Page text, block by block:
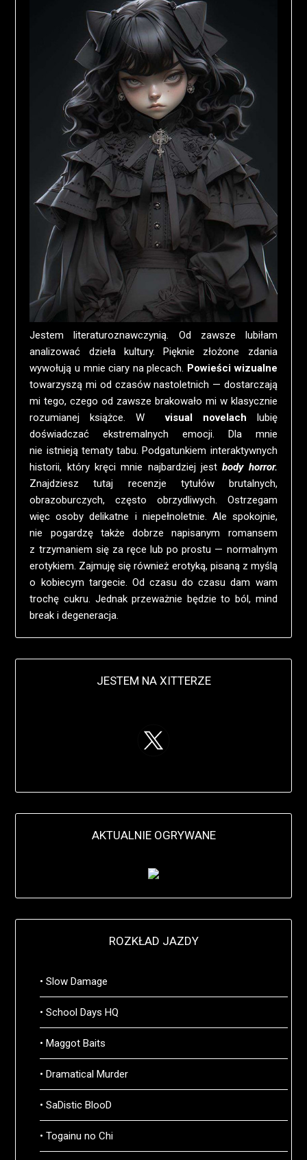
Jestem literaturoznawczynią. Od zawsze lubiłam
analizować dzieła kultury. Pięknie złożone zdania
wywołują u mnie ciary na plecach. Powieści wizualne
towarzyszą mi od czasów nastoletnich — dostarczają
mi tego, czego od zawsze brakowało mi w klasycznie
rozumianej książce. W
visual novelach
lubię
doświadczać ekstremalnych emocji. Dla mnie
nie istnieją tematy tabu. Podgatunkiem interaktywnych
historii, który kręci mnie najbardziej jestbody horror.
Znajdziesz tutaj recenzje tytułów brutalnych,
obrazoburczych, często obrzydliwych. Ostrzegam
więc osoby delikatne i niepełnoletnie. Ale spokojnie,
nie pogardzę także dobrze napisanym romansem
z trzymaniem się za ręce lub po prostu — normalnym
erotykiem. Zajmuję się również erotyką, pisaną z myślą
o kobiecym targecie. Od czasu do czasu dam wam
trochę cukru. Jednak przeważnie będzie to ból, mind
break i degeneracja.
JESTEM NA XITTERZE
AKTUALNIE OGRYWANE
ROZKŁAD JAZDY
• Slow Damage
• School Days HQ
• Maggot Baits
• Dramatical Murder
• SaDistic BlooD
• Togainu no Chi